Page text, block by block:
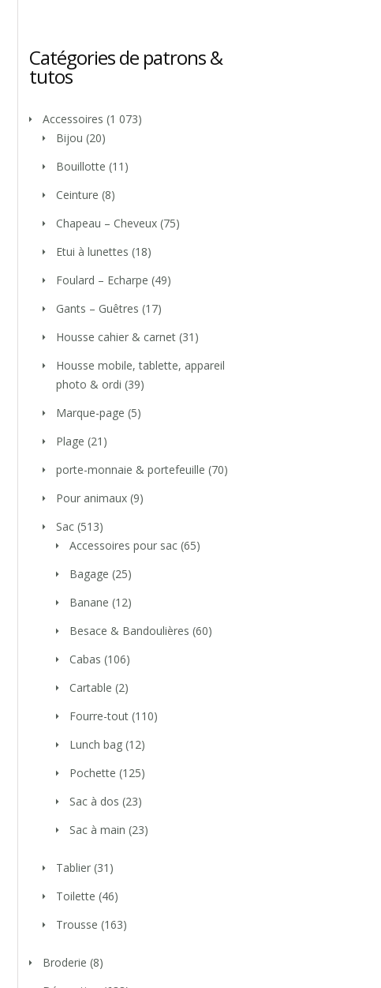
Catégories de patrons &
tutos
Accessoires (1 073)
Bijou (20)
Bouillotte (11)
Ceinture (8)
Chapeau – Cheveux (75)
Etui à lunettes (18)
Foulard – Echarpe (49)
Gants – Guêtres (17)
Housse cahier & carnet (31)
Housse mobile, tablette, appareil
photo & ordi (39)
Marque-page (5)
Plage (21)
porte-monnaie & portefeuille (70)
Pour animaux (9)
Sac (513)
Accessoires pour sac (65)
Bagage (25)
Banane (12)
Besace & Bandoulières (60)
Cabas (106)
Cartable (2)
Fourre-tout (110)
Lunch bag (12)
Pochette (125)
Sac à dos (23)
Sac à main (23)
Tablier (31)
Toilette (46)
Trousse (163)
Broderie (8)